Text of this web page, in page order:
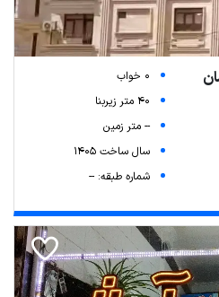
0 خواب
40 متر زیربنا
-- متر زمین
سال ساخت 1405
شماره طبقه: --